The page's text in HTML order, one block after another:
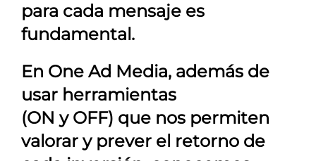
para cada mensaje es
fundamental.
En One Ad Media, además de
usar herramientas
(ON y OFF) que nos permiten
valorar y prever el retorno de